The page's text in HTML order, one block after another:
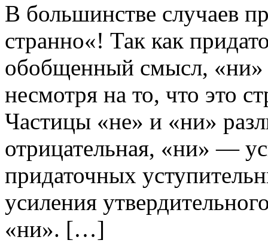
В большинстве случаев
странно«! Так как
обобщенный смысл, «ни»
несмотря на то, что это
Частицы «не» и «ни»
отрицательная, «ни» —
придаточных
усиления
«ни». […]